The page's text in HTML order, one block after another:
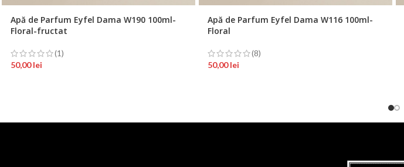
Apă de Parfum Eyfel Dama W190 100ml-
Floral-fructat
(1)
50,00lei
Apă de Parfum Eyfel Dama W116 100ml-
Floral
(8)
50,00lei